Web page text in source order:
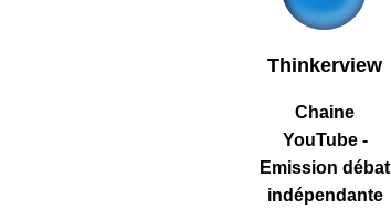
Thinkerview
Chaine
YouTube -
Emission débat
indépendante